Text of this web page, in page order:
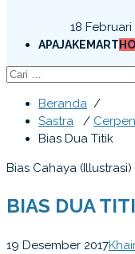
18 Februari
APAJAKEMART
Beranda /
Sastra / Cerpen
Bias Dua Titik
Bias Cahaya (Illustrasi)
BIAS DUA
19 Desember 2017